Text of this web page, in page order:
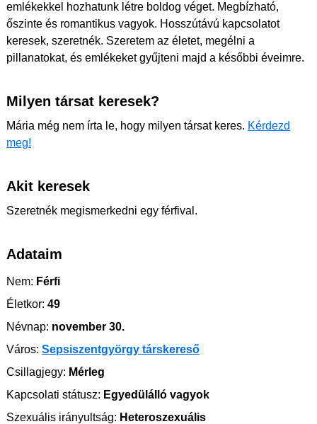
emlékekkel hozhatunk létre boldog véget. Megbízható,
őszinte és romantikus vagyok. Hosszútávú kapcsolatot
keresek, szeretnék. Szeretem az életet, megélni a
pillanatokat, és emlékeket gyűjteni majd a későbbi éveimre.
Milyen társat keresek?
Mária még nem írta le, hogy milyen társat keres. Kérdezd
meg!
Akit keresek
Szeretnék megismerkedni egy férfival.
Adataim
Nem: Férfi
Életkor: 49
Névnap: november 30.
Város: Sepsiszentgyörgy társkereső
Csillagjegy: Mérleg
Kapcsolati státusz: Egyedülálló vagyok
Szexuális irányultság: Heteroszexuális